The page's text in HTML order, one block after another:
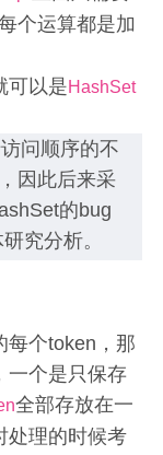
个运算都是加
可以是HashSet
问顺序的不
因此后来采
的bug
究分析。
每个token，那
一个是只保存
全部存放在一
处理的时候考